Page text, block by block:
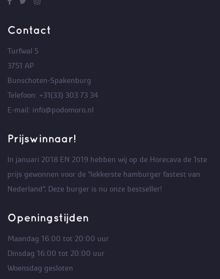
Contact
Turfwal 5
3751 AP
Bunschoten-Spakenburg
Telefoon: +31(33) 303 73 34
E-mail: info@podomoro.nl
Prijswinnaar!
In januari 2018 EN 2019 hebben wij op de Horecava de 1ste
prijs gewonnen voor de "lekkerste hamburger fastest van
Nederland". Deze burger is nu onze bestseller!
Openingstijden
Maandag 16:00 tot 20:00 uur
Dinsdag 16:00 tot 20:00 uur
Woensdag gesloten